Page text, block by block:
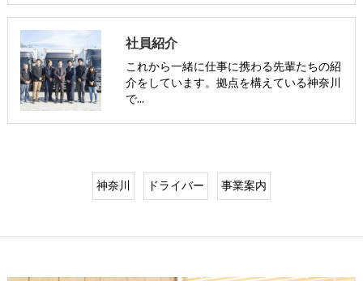
社員紹介
これから一緒に仕事に携わる先輩たちの紹
介をしています。拠点を構えている神奈川
で…
神奈川 ドライバー 事業案内